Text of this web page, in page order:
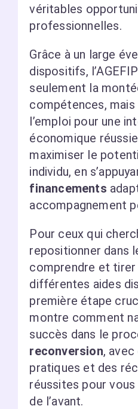
véritables
professionnelles.
Grâce à un large
dispositifs,
seulement la
compétences, mais
l’emploi pour une
économique
maximiser le
individu, en
financements
accompagnement
Pour ceux qui
repositionner dans
comprendre et tirer
différentes aides
première étape
montre comment
succès dans le
reconversion,
pratiques et des
réussites pour
de l’avant.